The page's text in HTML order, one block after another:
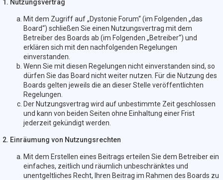
1. Nutzungsvertrag
Mit dem Zugriff auf „Dystonie Forum“ (im Folgenden „das
Board“) schließen Sie einen Nutzungsvertrag mit dem
Betreiber des Boards ab (im Folgenden „Betreiber“) und
erklären sich mit den nachfolgenden Regelungen
einverstanden.
Wenn Sie mit diesen Regelungen nicht einverstanden sind, so
dürfen Sie das Board nicht weiter nutzen. Für die Nutzung des
Boards gelten jeweils die an dieser Stelle veröffentlichten
Regelungen.
Der Nutzungsvertrag wird auf unbestimmte Zeit geschlossen
und kann von beiden Seiten ohne Einhaltung einer Frist
jederzeit gekündigt werden.
2. Einräumung von Nutzungsrechten
Mit dem Erstellen eines Beitrags erteilen Sie dem Betreiber ein
einfaches, zeitlich und räumlich unbeschränktes und
unentgeltliches Recht, Ihren Beitrag im Rahmen des Boards zu